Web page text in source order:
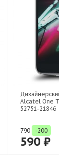
Alcatel One
52751-21846
790 -200
590 ₽